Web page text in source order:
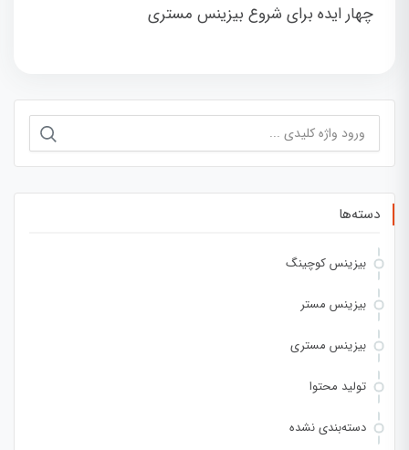
چهار ایده برای شروع بیزینس مستری
جستجو
دسته‌ها
بیزینس کوچینگ
بیزینس مستر
بیزینس مستری
تولید محتوا
دسته‌بندی نشده